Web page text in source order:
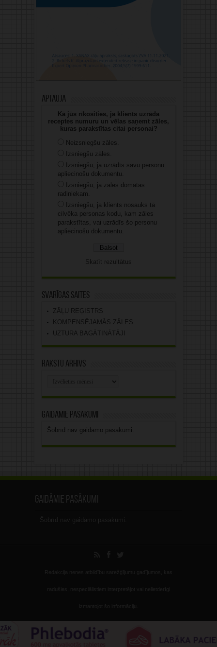
Aptauja
Kā jūs rīkosities, ja klients uzrāda
receptes numuru un vēlas saņemt zāles,
kuras parakstītas citai personai?
Neizsniegšu zāles.
Izsniegšu zāles.
Izsniegšu, ja uzrādīs savu personu
apliecinošu dokumentu.
Izsniegšu, ja zāles domātas
radiniekam.
Izsniegšu, ja klients nosauks tā
cilvēka personas kodu, kam zāles
parakstītas, vai uzrādīs šo personu
apliecinošu dokumentu.
Skatīt rezultātus
Svarīgas saites
ZĀĻU REĢISTRS
KOMPENSĒJAMĀS ZĀLES
UZTURA BAGĀTINĀTĀJI
Rakstu arhīvs
Gaidāmie pasākumi
Šobrīd nav gaidāmo pasākumi.
Gaidāmie pasākumi
Šobrīd nav gaidāmo pasākumi.
Redakcija nenes atbildību sarežģījumu gadījumos, kas